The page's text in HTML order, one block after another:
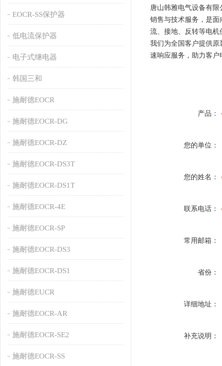
EOCR-SS保护器
低电流保护器
电子式继电器
韩国三和
施耐德EOCR
施耐德EOCR-DG
施耐德EOCR-DZ
施耐德EOCR-DS3T
施耐德EOCR-DS1T
施耐德EOCR-4E
施耐德EOCR-SP
施耐德EOCR-DS3
施耐德EOCR-DS1
施耐德EUCR
施耐德EOCR-AR
施耐德EOCR-SE2
施耐德EOCR-SS
唐山韩雅电气设备有
销售与技术服务，是面
流、接地、反转等电
我们为全国客户提供
速响应服务，助力客
产品：
您的单位：
您的姓名：
联系电话：
常用邮箱：
省份：
详细地址：
补充说明：